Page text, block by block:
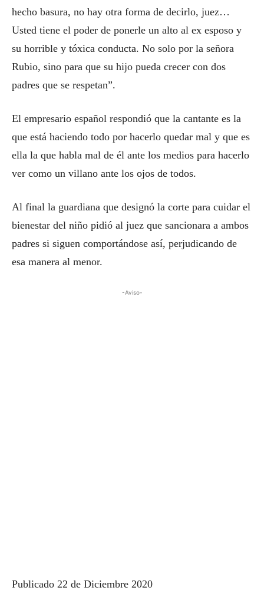
hecho basura, no hay otra forma de decirlo, juez…
Usted tiene el poder de ponerle un alto al ex esposo y
su horrible y tóxica conducta. No solo por la señora
Rubio, sino para que su hijo pueda crecer con dos
padres que se respetan”.
El empresario español respondió que la cantante es la
que está haciendo todo por hacerlo quedar mal y que es
ella la que habla mal de él ante los medios para hacerlo
ver como un villano ante los ojos de todos.
Al final la guardiana que designó la corte para cuidar el
bienestar del niño pidió al juez que sancionara a ambos
padres si siguen comportándose así, perjudicando de
esa manera al menor.
-Aviso-
Publicado 22 de Diciembre 2020